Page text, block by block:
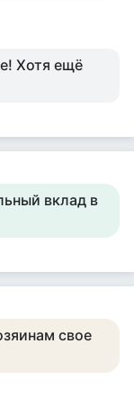
Хотя ещё
вклад в
свое